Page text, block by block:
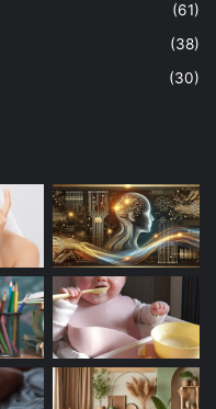
(61)
(38)
(30)